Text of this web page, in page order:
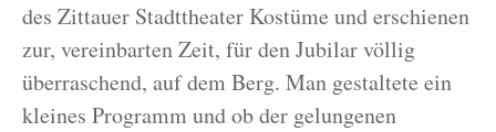
des Zittauer Stadttheater Kostüme und erschienen
zur, vereinbarten Zeit, für den Jubilar völlig
überraschend, auf dem Berg. Man gestaltete ein
kleines Programm und ob der gelungenen